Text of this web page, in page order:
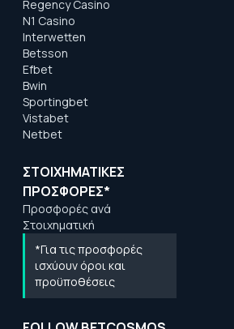
Regency Casino
N1 Casino
Interwetten
Betsson
Efbet
Bwin
Sportingbet
Vistabet
Netbet
ΣΤΟΙΧΗΜΑΤΙΚΕΣ
ΠΡΟΣΦΟΡΕΣ*
Προσφορές ανά
Στοιχηματική
*Για τις προσφορές
ισχύουν όροι και
προϋποθέσεις